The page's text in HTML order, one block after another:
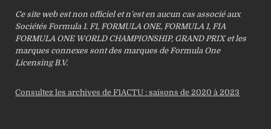
Ce site web est non officiel et n’est en aucun cas associé aux
Sociétés Formula 1. F1, FORMULA ONE, FORMULA 1, FIA
FORMULA ONE WORLD CHAMPIONSHIP, GRAND PRIX et les
marques connexes sont des marques de Formula One
Licensing B.V.
Consultez les archives de F1ACTU : saisons de 2020 à 2023